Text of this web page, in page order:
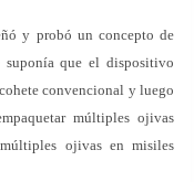
y probó un concepto de
que el dispositivo
convencional y luego
múltiples ojivas
ojivas en misiles